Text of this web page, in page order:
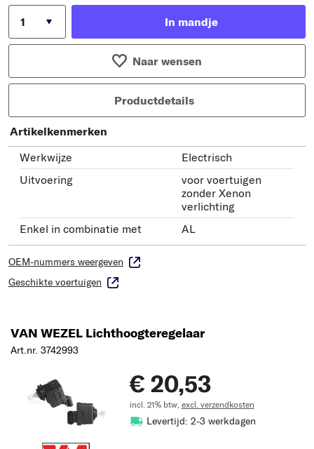
In mandje
Naar wensen
Productdetails
Artikelkenmerken
Werkwijze
Electrisch
Uitvoering
voor voertuigen
zonder Xenon
verlichting
Enkel in combinatie met
AL
OEM-nummers weergeven
Geschikte voertuigen
VAN WEZEL Lichthoogteregelaar
Art.nr. 3742993
€ 20,53
incl. 21% btw, excl. verzendkosten
Levertijd: 2-3 werkdagen